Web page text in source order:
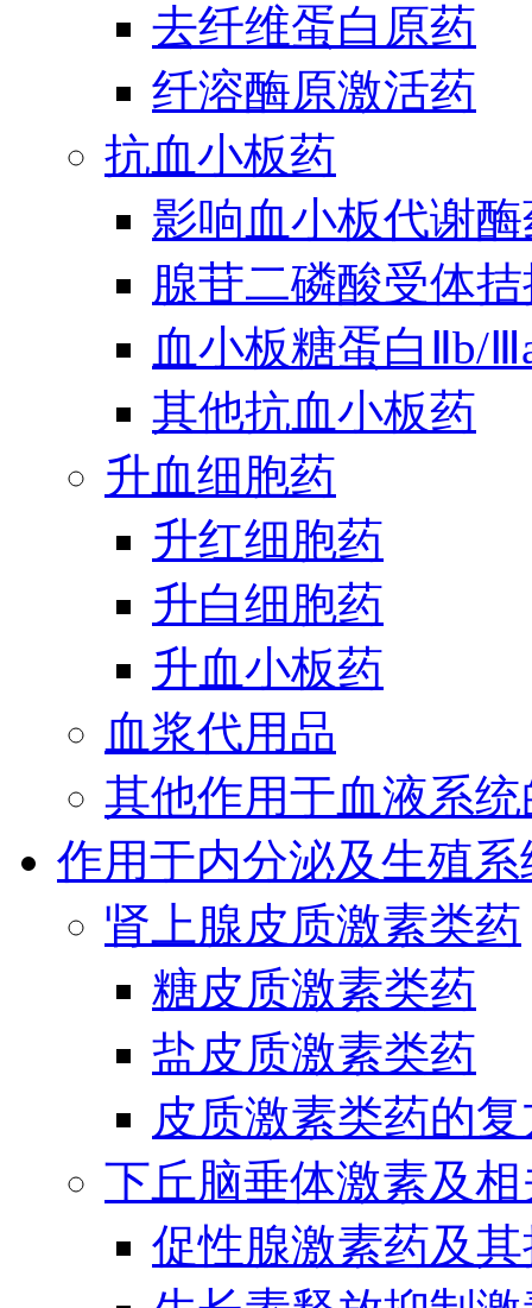
去纤维蛋白原药
纤溶酶原激活药
抗血小板药
影响血小板代谢
腺苷二磷酸受体
血小板糖蛋白Ⅱb/
其他抗血小板药
升血细胞药
升红细胞药
升白细胞药
升血小板药
血浆代用品
其他作用于血液系
作用于内分泌及生殖
肾上腺皮质激素类药
糖皮质激素类药
盐皮质激素类药
皮质激素类药的
下丘脑垂体激素及
促性腺激素药及